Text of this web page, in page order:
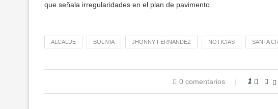
que señala irregularidades en el plan de pavimento.
ALCALDE BOLIVIA JHONNY FERNANDEZ NOTICIAS SANTA
0 comentarios 1